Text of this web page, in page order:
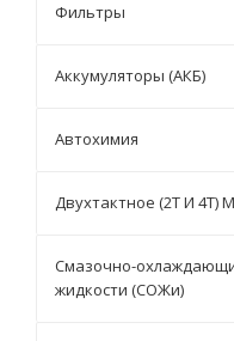
Фильтры
Аккумуляторы (АКБ)
Автохимия
Двухтактное (2T И 4T)
Смазочно-
жидкости (СОЖи)